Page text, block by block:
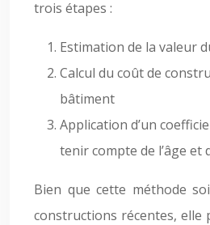
trois étapes :
Estimation de la valeur
Calcul du coût de
bâtiment
Application d’un
tenir compte de l’âge et
Bien que cette méthode
constructions récentes, elle